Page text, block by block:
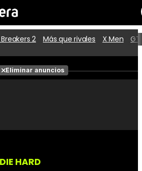
Cartelera
Películas
2 Más que rivales X Men
Eliminar anuncios
HARD